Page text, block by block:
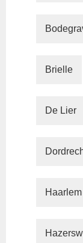
Brielle
De Lier
Haarlem